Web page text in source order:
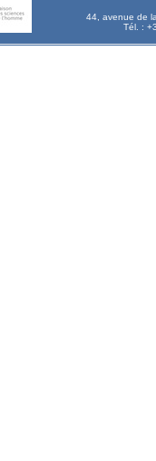
44, avenue de
Tél. :